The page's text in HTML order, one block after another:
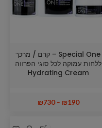
Special One – קרם / מרכך
ללחות עמוקה לכל סוגי הפרווה
Hydrating Cream
₪190
–
₪730